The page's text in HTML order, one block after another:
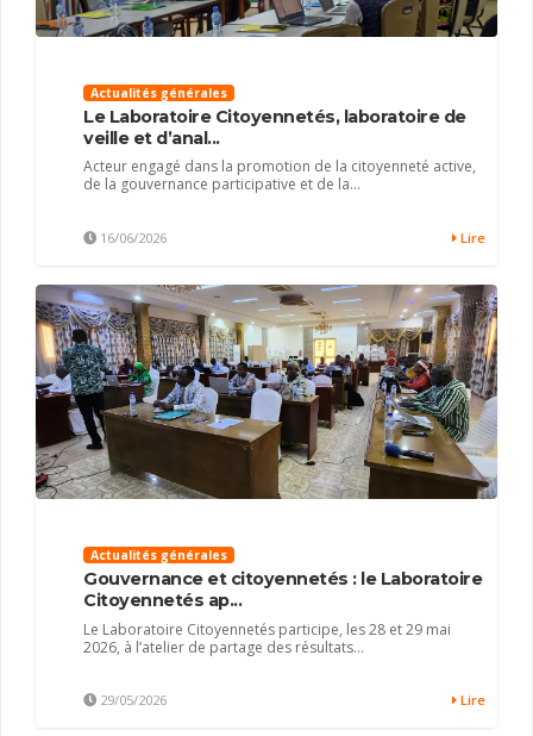
Actualités générales
Le Laboratoire Citoyennetés, laboratoire de
veille et d’anal...
Acteur engagé dans la promotion de la citoyenneté active,
de la gouvernance participative et de la...
16/06/2026 Lire
Actualités générales
Gouvernance et citoyennetés : le Laboratoire
Citoyennetés ap...
Le Laboratoire Citoyennetés participe, les 28 et 29 mai
2026, à l’atelier de partage des résultats...
29/05/2026 Lire